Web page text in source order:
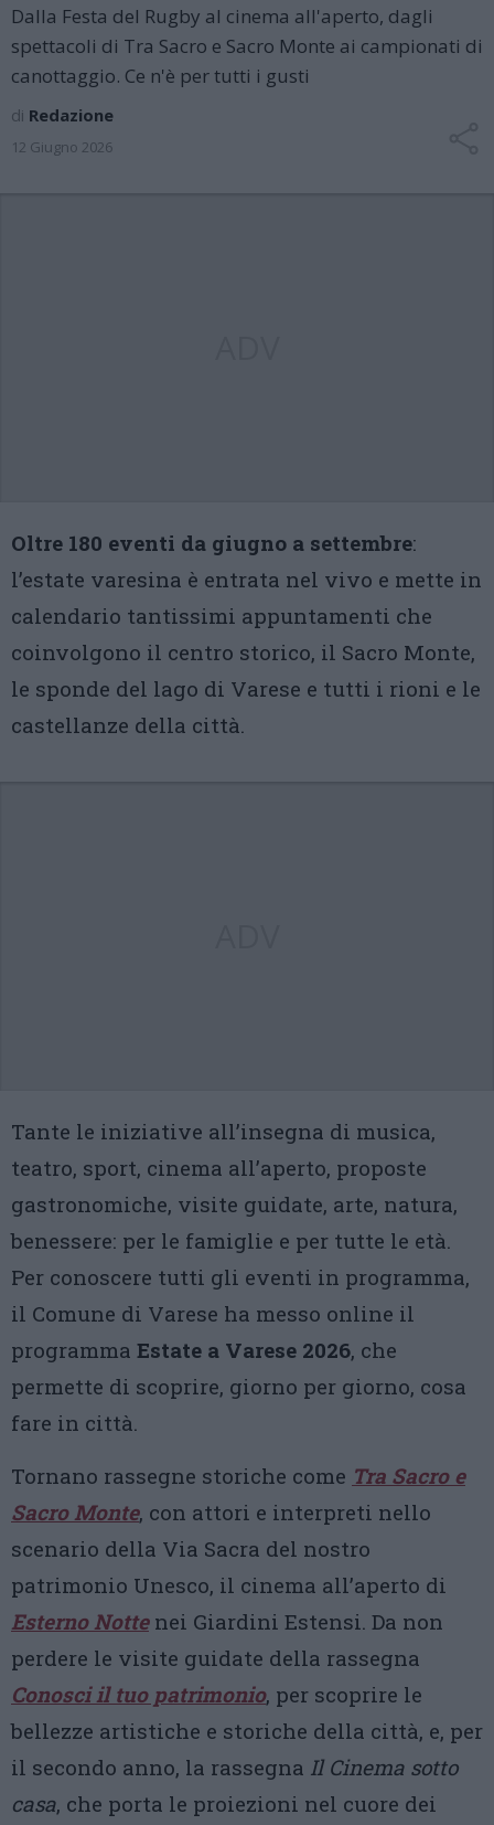
Dalla Festa del Rugby al cinema all'aperto, dagli
spettacoli di Tra Sacro e Sacro Monte ai campionati di
canottaggio. Ce n'è per tutti i gusti
di Redazione
12 Giugno 2026
Oltre 180 eventi da giugno a settembre:
l’estate varesina è entrata nel vivo e mette in
calendario tantissimi appuntamenti che
coinvolgono il centro storico, il Sacro Monte,
le sponde del lago di Varese e tutti i rioni e le
castellanze della città.
Tante le iniziative all’insegna di musica,
teatro, sport, cinema all’aperto, proposte
gastronomiche, visite guidate, arte, natura,
benessere: per le famiglie e per tutte le età.
Per conoscere tutti gli eventi in programma,
il Comune di Varese ha messo online il
programma Estate a Varese 2026, che
permette di scoprire, giorno per giorno, cosa
fare in città.
Tornano rassegne storiche come Tra Sacro e
Sacro Monte, con attori e interpreti nello
scenario della Via Sacra del nostro
patrimonio Unesco, il cinema all’aperto di
Esterno Nottenei Giardini Estensi. Da non
perdere le visite guidate della rassegna
Conosci il tuo patrimonio, per scoprire le
bellezze artistiche e storiche della città, e, per
il secondo anno, la rassegna Il Cinema sotto
casa, che porta le proiezioni nel cuore dei